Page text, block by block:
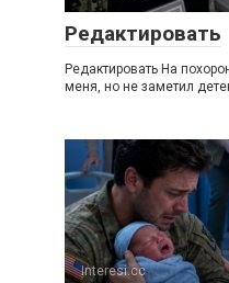
Редактировать
Редактировать На
меня, но не заметил
Interesi.cc